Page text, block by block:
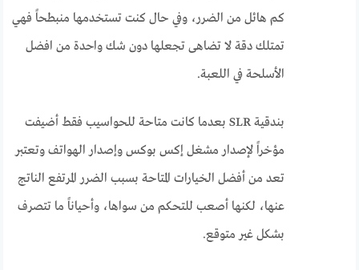
كم هائل من الضرر، وفي حال كنت تستخدمها منبطحاً فهي
تمتلك دقة لا تضاهى تجعلها دون شك واحدة من افضل
الأسلحة في اللعبة.
بندقية SLR بعدما كانت متاحة للحواسيب فقط أضيفت
مؤخراً لإصدار مشغل إكس بوكس وإصدار الهواتف وتعتبر
تعد من أفضل الخيارات المتاحة بسبب الضرر المرتفع الناتج
عنها، لكنها أصعب للتحكم من سواها، وأحياناً ما تتصرف
بشكل غير متوقع.